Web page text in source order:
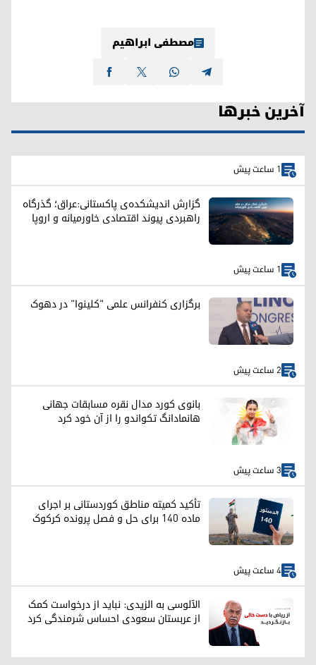
مصطفی ابراهیم
آخرین خبرها
1 ساعت پیش
گزارش اندیشکده‌ی پاکستانی:عراق؛ گذرگاه
راهبردی پیوند اقتصادی خاورمیانه و اروپا
1 ساعت پیش
برگزاری کنفرانس علمی "کلینوا" در دهوک
2 ساعت پیش
بانوی کورد مدال نقره مسابقات جهانی
هانمادانگ تکواندو را از آن خود کرد
3 ساعت پیش
تأکید کمیته مناطق کوردستانی بر اجرای
ماده ۱۴۰ برای حل و فصل پرونده کرکوک
4 ساعت پیش
الآلوسی به الزیدی: نباید از درخواست کمک
از عربستان سعودی احساس شرمندگی کرد